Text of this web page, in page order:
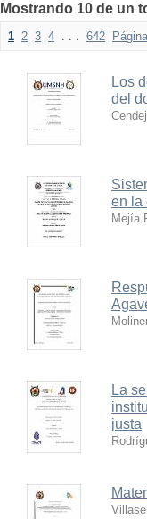
Mostrando 10 de un
1 2 3 4 . . . 642
Los
del
en la
Mejía
La
justa